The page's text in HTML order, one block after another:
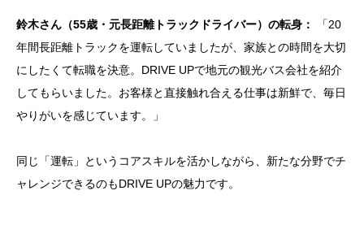
鈴木さん（55歳・元長距離トラックドライバー）の転身：
「20
年間長距離トラックを運転していましたが、家族との時間を大切
にしたくて転職を決意。DRIVE UPで地元の観光バス会社を紹介
してもらいました。お客様と直接触れ合える仕事は新鮮で、毎日
やりがいを感じています。」
同じ「運転」というコアスキルを活かしながら、新たな分野でチ
ャレンジできるのもDRIVE UPの魅力です。